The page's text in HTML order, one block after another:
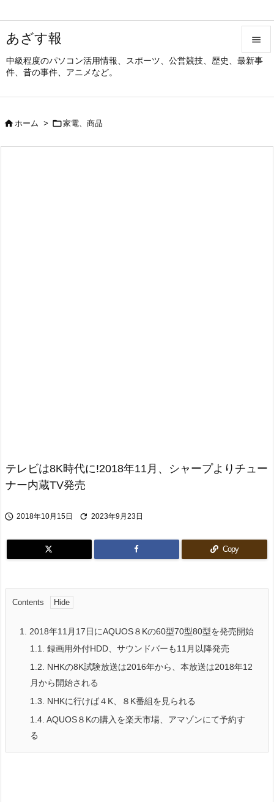
あざす報
中級程度のパソコン活用情報、スポーツ、公営競技、歴史、最新事
件、昔の事件、アニメなど。



ホーム > 家電、商品
テレビは8K時代に!2018年11月、シャープよりチュー
ナー内蔵TV発売
 2018年10月15日  2023年9月23日
Copy
Contents
1.
2018年11月17日にAQUOS８Kの60型70型80型を発売開始
1.1.
録画用外付HDD、サウンドバーも11月以降発売
1.2.
NHKの8K試験放送は2016年から、本放送は2018年12
月から開始される
1.3.
NHKに行けば４K、８K番組を見られる
1.4. AQUOS８Kの購入を楽天市場、アマゾンにて予約す
る